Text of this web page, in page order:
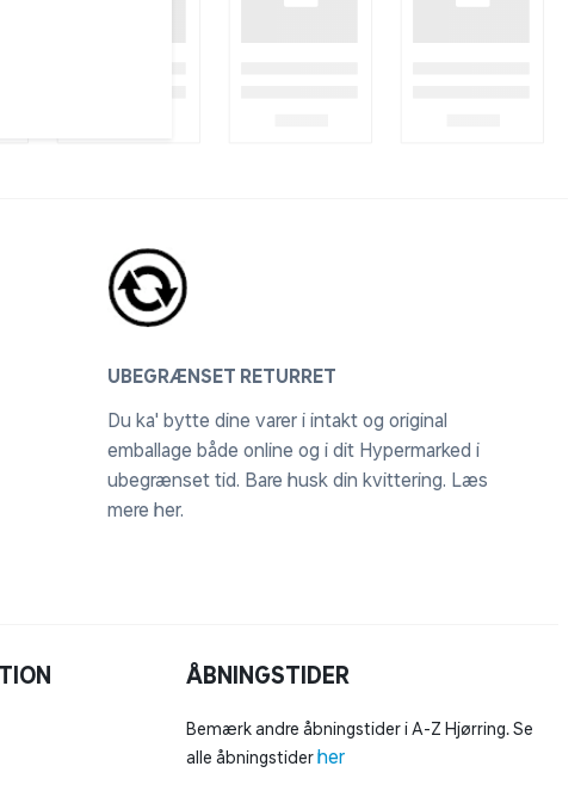
UBEGRÆNSET RETURRET
Du ka' bytte dine varer i intakt og original
emballage både online og i dit Hypermarked i
ubegrænset tid. Bare husk din kvittering. Læs
mere her.
ÅBNINGSTIDER
Bemærk andre åbningstider i A-Z Hjørring. Se
alle åbningstiderher